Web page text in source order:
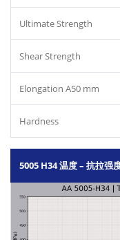
Ultimate Strength
Shear Strength
Elongation A50 mm
Hardness
5005 H34 温度 – 抗拉强